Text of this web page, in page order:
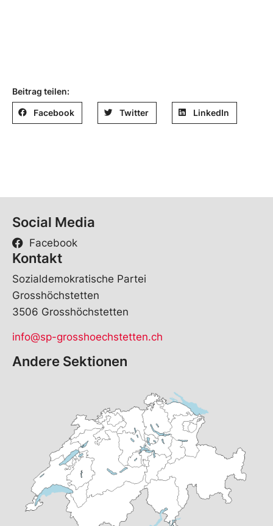
Beitrag teilen:
Facebook Twitter LinkedIn
Social Media
Facebook
Kontakt
Sozialdemokratische Partei
Grosshöchstetten
3506 Grosshöchstetten
info@sp-grosshoechstetten.ch
Andere Sektionen